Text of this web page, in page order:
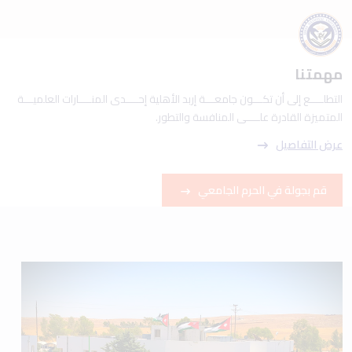
مهمتنا
التطلــــع إلى أن تكـــون جامعـــة إربد الأهلية إحــــدى المنــــارات العلميـــة
المتميزة القادرة علــــى المنافسة والتطور.
عرض التفاصيل
قم بجولة في الحرم الجامعي